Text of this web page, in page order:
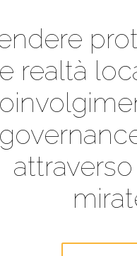
con il
nella
locale
azioni